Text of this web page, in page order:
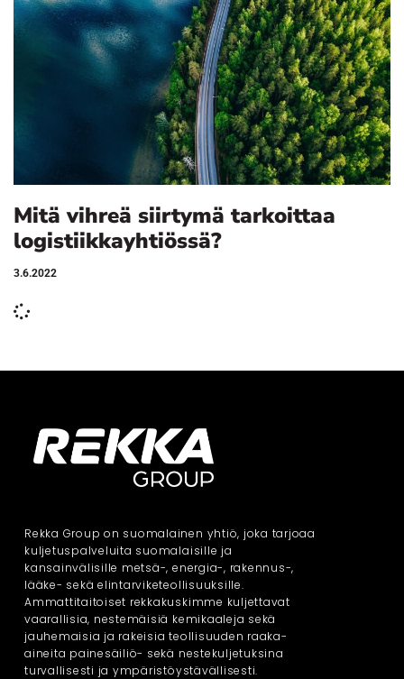
Mitä vihreä siirtymä tarkoittaa
logistiikkayhtiössä?
3.6.2022
Rekka Group on suomalainen yhtiö, joka tarjoaa
kuljetuspalveluita suomalaisille ja
kansainvälisille metsä-, energia-, rakennus-,
lääke- sekä elintarviketeollisuuksille.
Ammattitaitoiset rekkakuskimme kuljettavat
vaarallisia, nestemäisiä kemikaaleja sekä
jauhemaisia ja rakeisia teollisuuden raaka-
aineita painesäiliö- sekä nestekuljetuksina
turvallisesti ja ympäristöystävällisesti.